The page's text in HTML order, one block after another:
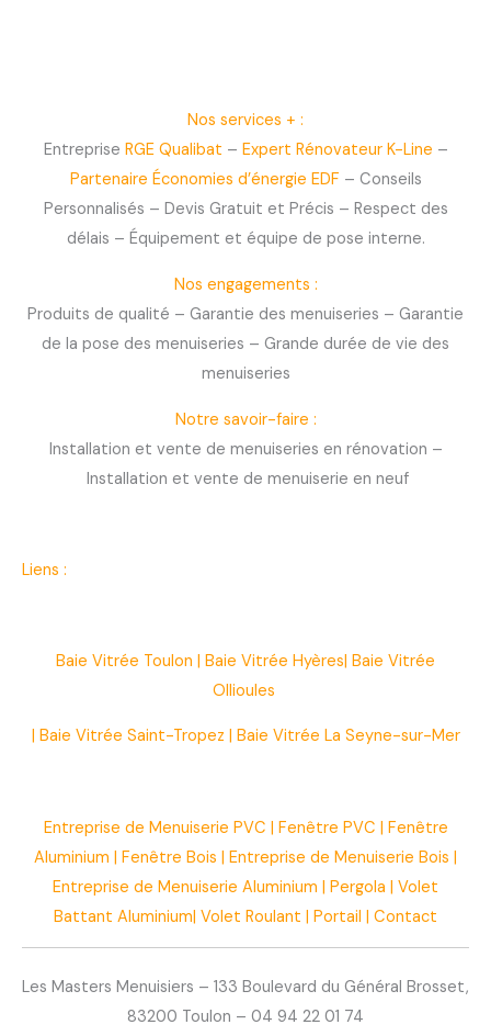
Nos services + :
Entreprise RGE Qualibat – Expert Rénovateur K-Line –
Partenaire Économies d’énergie EDF – Conseils
Personnalisés – Devis Gratuit et Précis – Respect des
délais – Équipement et équipe de pose interne.
Nos engagements :
Produits de qualité – Garantie des menuiseries – Garantie
de la pose des menuiseries – Grande durée de vie des
menuiseries
Notre savoir-faire :
Installation et vente de menuiseries en rénovation –
Installation et vente de menuiserie en neuf
Liens :
Baie Vitrée Toulon | Baie Vitrée Hyères| Baie Vitrée
Ollioules
Baie Vitrée Saint-Tropez Baie Vitrée La Seyne-sur-Mer
Entreprise de Menuiserie PVC | Fenêtre PVC | Fenêtre
Aluminium | Fenêtre Bois | Entreprise de Menuiserie Bois |
Entreprise de Menuiserie Aluminium | Pergola | Volet
Battant Aluminium| Volet Roulant | Portail | Contact
Les Masters Menuisiers – 133 Boulevard du Général Brosset,
83200 Toulon – 04 94 22 01 74